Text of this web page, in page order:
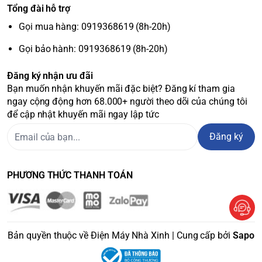
trời hoặc ánh sáng trong nhà để sạc, không cần dùng pin,
rất thân thiện với môi trường.
Gaming Hub:
Nền tảng chơi game đám mây tích hợp, cho
phép bạn chơi game trực tuyến mà không cần máy chơi
game chuyên dụng.
Kết nối không dây:Hỗ trợ AirPlay 2, Screen Mirroring và Tap
View, giúp bạn trình chiếu màn hình điện thoại lên tivi một
cách dễ dàng.
Ứng dụng giúp bạn kết nối và quản lý các
thiết bị thông minh khác trong nhà.
Tổng đài hỗ trợ
Gọi mua hàng: 0919368619 (8h-20h)
Gọi bảo hành: 0919368619 (8h-20h)
Đăng ký nhận ưu đãi
Bạn muốn nhận khuyến mãi đặc biệt? Đăng kí tham gia
ngay cộng động hơn 68.000+ người theo dõi của chúng tôi
để cập nhật khuyến mãi ngay lập tức
Đăng ký
PHƯƠNG THỨC THANH TOÁN
Bản quyền thuộc về Điện Máy Nhà Xinh | Cung cấp bởi Sapo